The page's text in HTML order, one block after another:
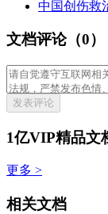
中国创伤救
文档评论（0）
发表评论
1亿VIP精品文
更多 >
相关文档